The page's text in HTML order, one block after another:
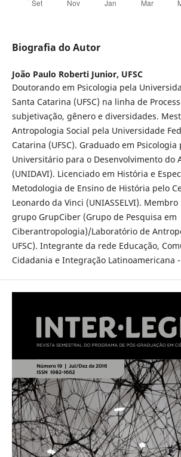
Biografia do Autor
João Paulo Roberti Junior, UFSC
Doutorando em Psicologia pela
Santa Catarina (UFSC) na linha de
subjetivação, gênero e diversidades.
Antropologia Social pela Universidade
Catarina (UFSC). Graduado em Psicologia
Universitário para o Desenvolvimento do
(UNIDAVI). Licenciado em História e
Metodologia de Ensino de História pelo
Leonardo da Vinci (UNIASSELVI).
grupo GrupCiber (Grupo de Pesquisa em
Ciberantropologia)/Laboratório de
UFSC). Integrante da rede Educação,
Cidadania e Integração Latinoamericana -